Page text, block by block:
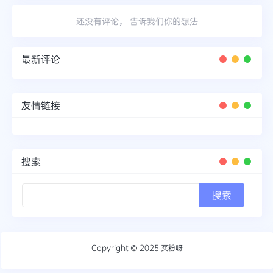
还没有评论， 告诉我们你的想法
最新评论
友情链接
搜索
Copyright © 2025 买粉呀